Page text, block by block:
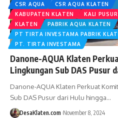
CSR AQUA CSR AQUA KLATEN
KABUPATEN KLATEN
KALI PUSUR
KLATEN
PABRIK AQUA KLATEN
PT TIRTA INVESTAMA PABRIK
PT. TIRTA INVESTAMA
Danone-AQUA Klaten
Lingkungan Sub DAS Pusur
Danone-AQUA Klaten Perkuat
Sub DAS Pusur dari Hulu hingga…
DesaKlaten.com November 8, 2024